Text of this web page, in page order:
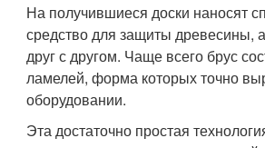
На получившиеся доски наносят
средство для защиты древесины,
друг с другом. Чаще всего брус
ламелей, форма которых точно
оборудовании.
Эта достаточно простая